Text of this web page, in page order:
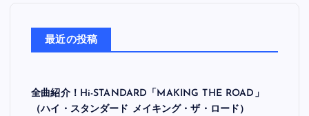
最近の投稿
全曲紹介！Hi-STANDARD「MAKING THE ROAD」
（ハイ・スタンダード メイキング・ザ・ロード）